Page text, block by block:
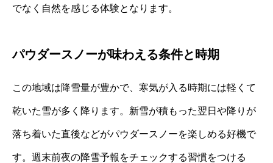
でなく自然を感じる体験となります。
パウダースノーが味わえる条件と時期
この地域は降雪量が豊かで、寒気が入る時期には軽くて
乾いた雪が多く降ります。新雪が積もった翌日や降りが
落ち着いた直後などがパウダースノーを楽しめる好機で
す。週末前夜の降雪予報をチェックする習慣をつける